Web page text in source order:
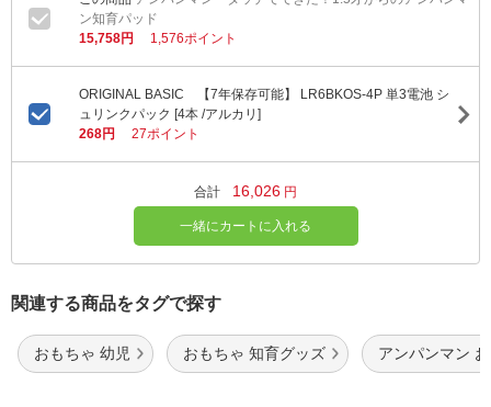
ン知育パッド
15,758円
1,576ポイント
ORIGINAL BASIC 【7年保存可能】 LR6BKOS-4P 単3電池 シ
ュリンクパック [4本 /アルカリ]
268円
27ポイント
合計 16,026 円
一緒にカートに入れる
関連する商品をタグで探す
おもちゃ 幼児 おもちゃ 知育グッズ アンパンマン